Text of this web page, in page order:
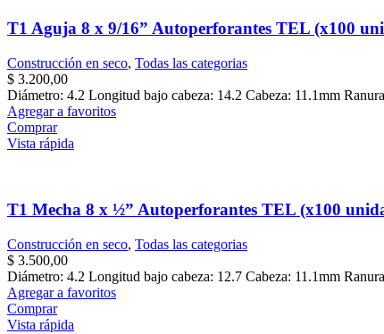
T1 Aguja 8 x 9/16” Autoperforantes TEL (x100
Construcción en seco, Todas las categorias
$ 3.200,00
Diámetro: 4.2 Longitud bajo cabeza: 14.2 Cabeza: 11.1mm
Agregar a favoritos
Comprar
Vista rápida
T1 Mecha 8 x ½” Autoperforantes TEL (x100
Construcción en seco, Todas las categorias
$ 3.500,00
Diámetro: 4.2 Longitud bajo cabeza: 12.7 Cabeza: 11.1mm
Agregar a favoritos
Comprar
Vista rápida